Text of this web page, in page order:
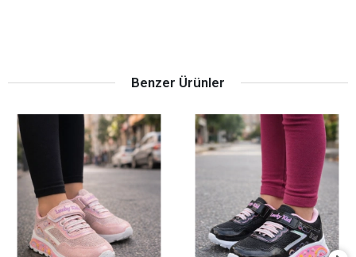
Benzer Ürünler